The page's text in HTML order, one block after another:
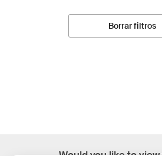
Borrar filtros